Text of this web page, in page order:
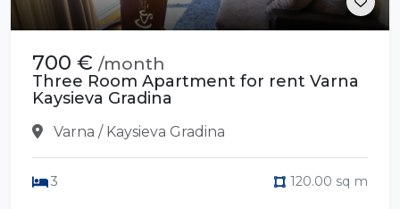
700 € /month
Three Room Apartment for rent Varna
Kaysieva Gradina
Varna / Kaysieva Gradina
3 120.00 sq m